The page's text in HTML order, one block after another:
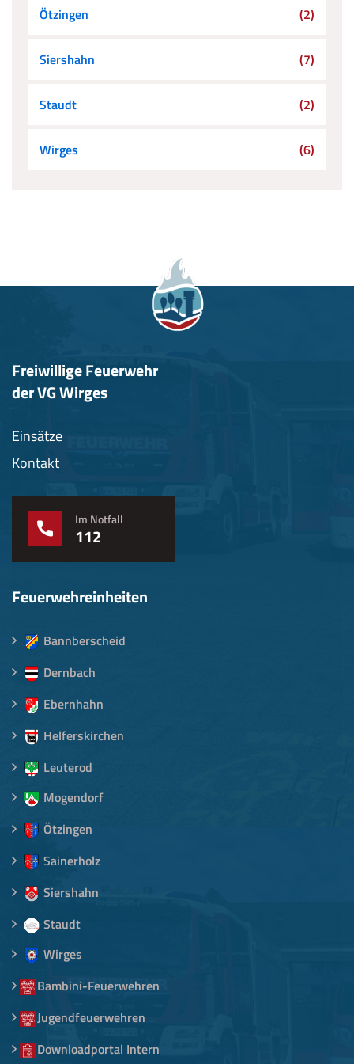
Ötzingen (2)
Siershahn (7)
Staudt (2)
Wirges (6)
Freiwillige Feuerwehr
der VG Wirges
Einsätze
Kontakt
Im Notfall
112
Feuerwehreinheiten
Bannberscheid
Dernbach
Ebernhahn
Helferskirchen
Leuterod
Mogendorf
Ötzingen
Sainerholz
Siershahn
Staudt
Wirges
Bambini-Feuerwehren
Jugendfeuerwehren
Downloadportal Intern